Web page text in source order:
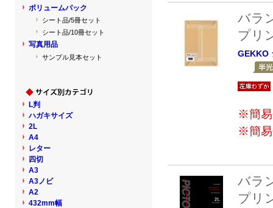
バラ
プリ
GEKKO
※簡易
※簡易
バラ
プリ
ボリュームパック
シート品/5冊セット
シート品/10冊セット
写真用品
サンプル見本セット
L判
ハガキサイズ
2L
A4
レター
四切
A3
A3ノビ
A2
432mm幅